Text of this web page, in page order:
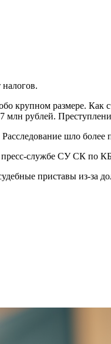
крупном размере. Как
млн рублей.
шло более
пресс-службе СУ СК по
приставы из-за